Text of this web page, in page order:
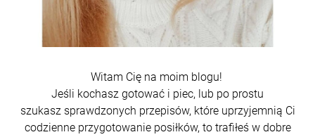
Witam Cię na moim blogu!
Jeśli kochasz gotować i piec, lub po prostu
szukasz sprawdzonych przepisów, które uprzyjemnią Ci
codzienne przygotowanie posiłków, to trafiłeś w dobre